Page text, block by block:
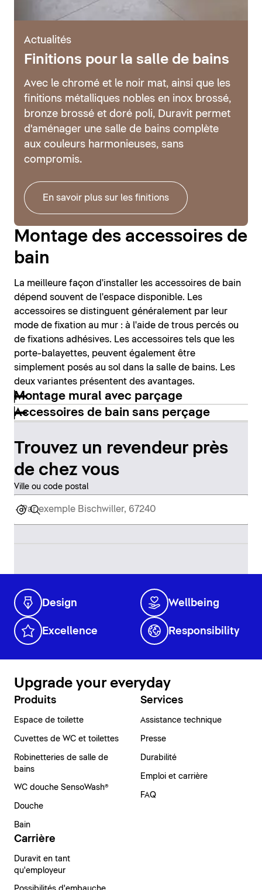
Actualités
Finitions pour la salle de bains
Avec le chromé et le noir mat, ainsi que les
finitions métalliques nobles en inox brossé,
bronze brossé et doré poli, Duravit permet
d'aménager une salle de bains complète
aux couleurs harmonieuses, sans
compromis.
En savoir plus sur les finitions
Montage des accessoires de
bain
La meilleure façon d'installer les accessoires de bain
dépend souvent de l'espace disponible. Les
accessoires se distinguent généralement par leur
mode de fixation au mur : à l'aide de trous percés ou
de fixations adhésives. Les accessoires tels que les
porte-balayettes, peuvent également être
simplement posés au sol dans la salle de bains. Les
deux variantes présentent des avantages.
Montage mural avec parçage
Accessoires de bain sans perçage
Trouvez un revendeur près
de chez vous
Ville ou code postal
Design Wellbeing
Excellence Responsibility
Upgrade your everyday
Produits
Espace de toilette
Cuvettes de WC et toilettes
Robinetteries de salle de
bains
WC douche SensoWash®
Douche
Bain
Services
Assistance technique
Presse
Durabilité
Emploi et carrière
FAQ
Carrière
Duravit en tant
qu'employeur